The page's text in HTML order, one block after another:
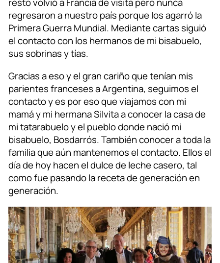
regresaron a nuestro país porque los agarró la
Primera Guerra Mundial. Mediante cartas siguió
el contacto con los hermanos de mi bisabuelo,
sus sobrinas y tías.
Gracias a eso y el gran cariño que tenían mis
parientes franceses a Argentina, seguimos el
contacto y es por eso que viajamos con mi
mamá y mi hermana Silvita a conocer la casa de
mi tatarabuelo y el pueblo donde nació mi
bisabuelo, Bosdarrós. También conocer a toda la
familia que aún mantenemos el contacto. Ellos el
día de hoy hacen el dulce de leche casero, tal
como fue pasando la receta de generación en
generación.